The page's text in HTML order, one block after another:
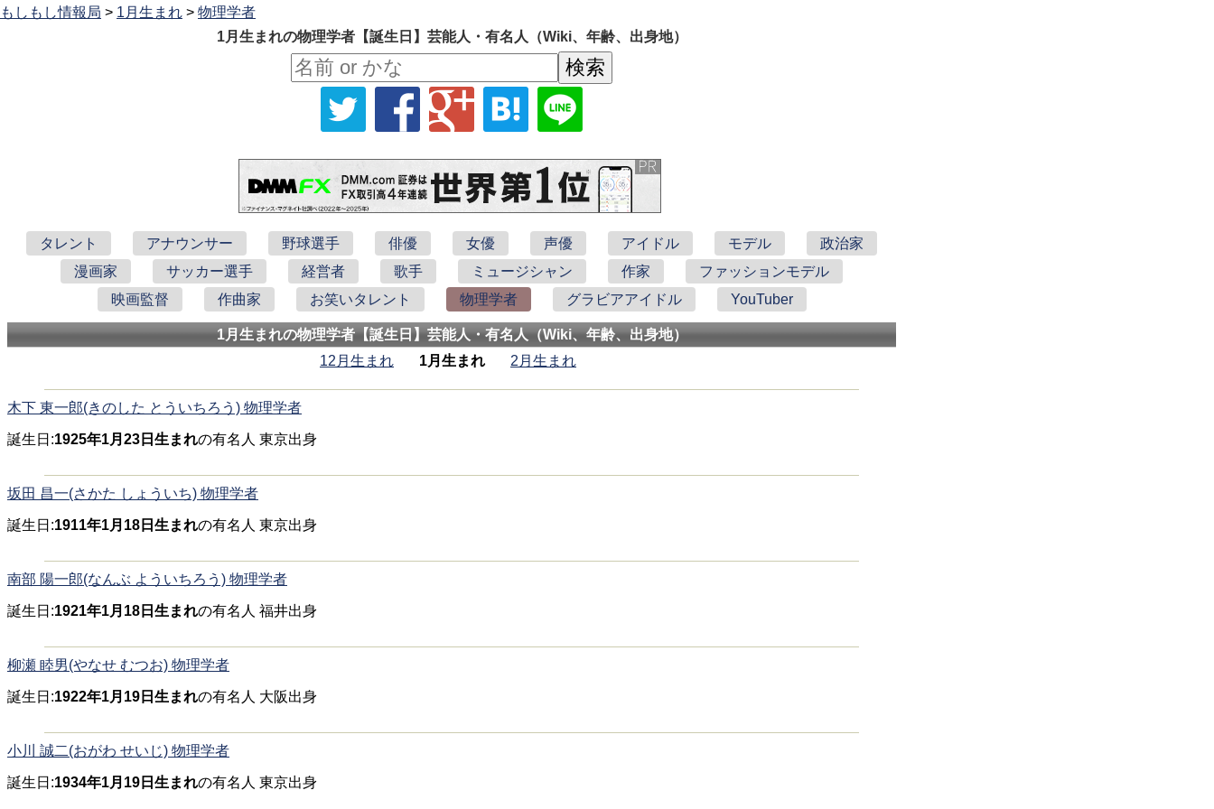
もしもし情報局 > 1月生まれ > 物理学者
1月生まれの物理学者【誕生日】芸能人・有名人（Wiki、年齢、出身地）
タレント アナウンサー 野球選手 俳優 女優 声優 アイドル モデル
政治家
漫画家
サッカー選手 経営者 歌手 ミュージシャン 作家
ファッションモデル
映画監督
作曲家 お笑いタレント 物理学者 グラビアアイドル YouTuber
1月生まれの物理学者【誕生日】芸能人・有名人（Wiki、年齢、出身地）
12月生まれ
1月生まれ 2月生まれ
木下 東一郎(きのした とういちろう) 物理学者
誕生日:1925年1月23日生まれの有名人 東京出身
坂田 昌一(さかた しょういち) 物理学者
誕生日:1911年1月18日生まれの有名人 東京出身
南部 陽一郎(なんぶ よういちろう) 物理学者
誕生日:1921年1月18日生まれの有名人 福井出身
柳瀬 睦男(やなせ むつお) 物理学者
誕生日:1922年1月19日生まれの有名人 大阪出身
小川 誠二(おがわ せいじ) 物理学者
誕生日:1934年1月19日生まれの有名人 東京出身